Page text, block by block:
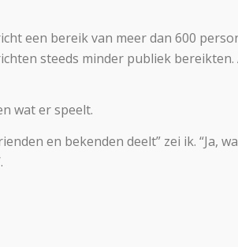
een bereik van meer dan 600
steeds minder publiek
wat er speelt.
en bekenden deelt” zei ik. “Ja,